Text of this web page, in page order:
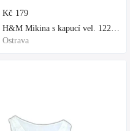
Kč 179
H&M Mikina s kapucí vel. 122 fialová
Ostrava